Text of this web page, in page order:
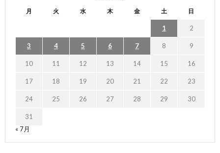
月 火 水 木 金 土 日
1 2
3 4 5 6 7 8 9
10 11 12 13 14 15 16
17 18 19 20 21 22 23
24 25 26 27 28 29 30
31
« 7月